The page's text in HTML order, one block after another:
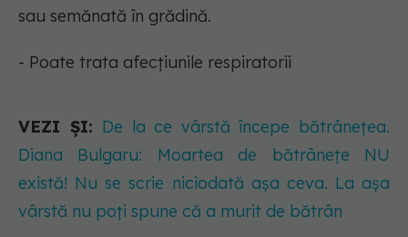
sau semănată în grădină.
- Poate trata afecțiunile respiratorii
VEZI ȘI: De la ce vârstă începe bătrânețea.
Diana Bulgaru: Moartea de bătrânețe NU
există! Nu se scrie niciodată așa ceva. La așa
vârstă nu poți spune că a murit de bătrân